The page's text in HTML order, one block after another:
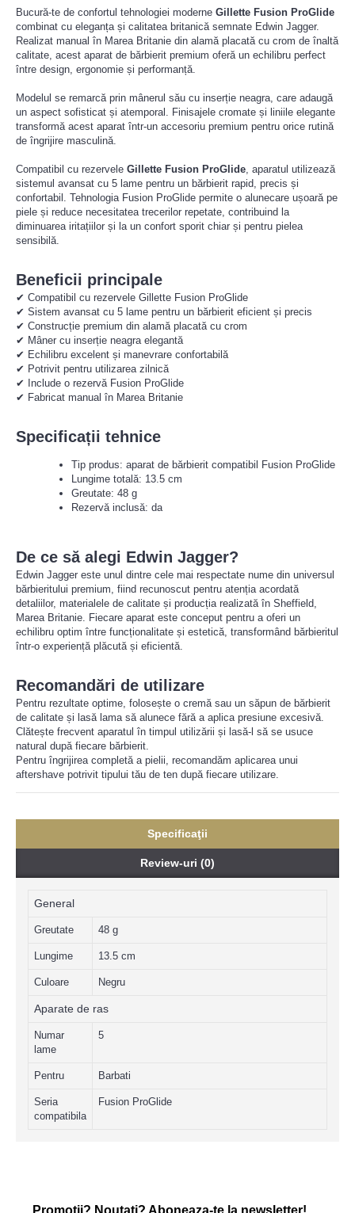
Bucură-te de confortul tehnologiei moderne Gillette Fusion ProGlide
combinat cu eleganța și calitatea britanică semnate Edwin Jagger.
Realizat manual în Marea Britanie din alamă placată cu crom de înaltă
calitate, acest aparat de bărbierit premium oferă un echilibru perfect
între design, ergonomie și performanță.
Modelul se remarcă prin mânerul său cu inserție neagra, care adaugă
un aspect sofisticat și atemporal. Finisajele cromate și liniile elegante
transformă acest aparat într-un accesoriu premium pentru orice rutină
de îngrijire masculină.
Compatibil cu rezervele Gillette Fusion ProGlide, aparatul utilizează
sistemul avansat cu 5 lame pentru un bărbierit rapid, precis și
confortabil. Tehnologia Fusion ProGlide permite o alunecare ușoară pe
piele și reduce necesitatea trecerilor repetate, contribuind la
diminuarea iritațiilor și la un confort sporit chiar și pentru pielea
sensibilă.
Beneficii principale
✔ Compatibil cu rezervele Gillette Fusion ProGlide
✔ Sistem avansat cu 5 lame pentru un bărbierit eficient și precis
✔ Construcție premium din alamă placată cu crom
✔ Mâner cu inserție neagra elegantă
✔ Echilibru excelent și manevrare confortabilă
✔ Potrivit pentru utilizarea zilnică
✔ Include o rezervă Fusion ProGlide
✔ Fabricat manual în Marea Britanie
Specificații tehnice
Tip produs: aparat de bărbierit compatibil Fusion ProGlide
Lungime totală: 13.5 cm
Greutate: 48 g
Rezervă inclusă: da
De ce să alegi Edwin Jagger?
Edwin Jagger este unul dintre cele mai respectate nume din universul
bărbieritului premium, fiind recunoscut pentru atenția acordată
detaliilor, materialele de calitate și producția realizată în Sheffield,
Marea Britanie. Fiecare aparat este conceput pentru a oferi un
echilibru optim între funcționalitate și estetică, transformând bărbieritul
într-o experiență plăcută și eficientă.
Recomandări de utilizare
Pentru rezultate optime, folosește o cremă sau un săpun de bărbierit
de calitate și lasă lama să alunece fără a aplica presiune excesivă.
Clătește frecvent aparatul în timpul utilizării și lasă-l să se usuce
natural după fiecare bărbierit.
Pentru îngrijirea completă a pielii, recomandăm aplicarea unui
aftershave potrivit tipului tău de ten după fiecare utilizare.
Specificaţii
Review-uri (0)
General
Greutate 48 g
Lungime 13.5 cm
Culoare Negru
Aparate de ras
Numar
lame
5
Pentru Barbati
Seria
compatibila
Fusion ProGlide
Promotii? Noutati? Aboneaza-te la newsletter!